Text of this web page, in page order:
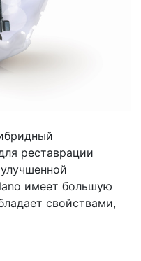
реставрации
имеет большую
свойствами,